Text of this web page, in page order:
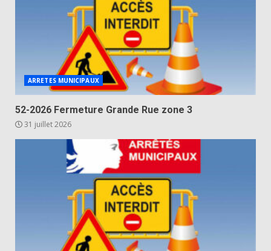
ARRETES MUNICIPAUX
52-2026 Fermeture Grande Rue zone 3
31 juillet 2026